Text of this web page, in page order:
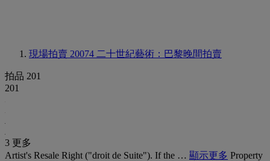
現場拍賣 20074 二十世紀藝術：巴黎晚間拍賣
拍品 201
201
3 更多
Artist's Resale Right ("droit de Suite"). If the … 顯示更多 Property